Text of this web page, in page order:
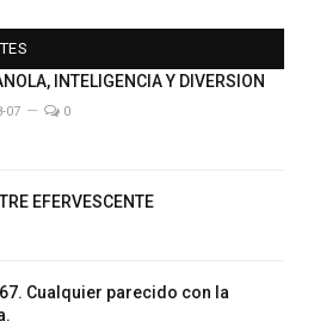
INTELIGENCIA Y DIVERSION
07 0
EFERVESCENTE
67. Cualquier parecido con la